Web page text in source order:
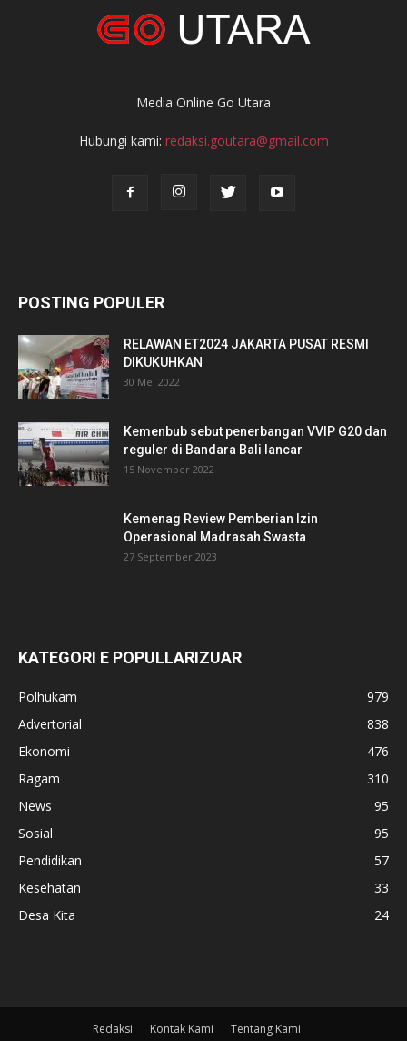
Media Online Go Utara
Hubungi kami: redaksi.goutara@gmail.com
POSTING POPULER
RELAWAN ET2024 JAKARTA PUSAT RESMI
DIKUKUHKAN
30 Mei 2022
Kemenbub sebut penerbangan VVIP G20 dan
reguler di Bandara Bali lancar
15 November 2022
Kemenag Review Pemberian Izin
Operasional Madrasah Swasta
27 September 2023
KATEGORI E POPULLARIZUAR
Polhukam
979
Advertorial
838
Ekonomi
476
Ragam
310
News
95
Sosial
95
Pendidikan
57
Kesehatan
33
Desa Kita
24
Redaksi Kontak Kami
Tentang Kami